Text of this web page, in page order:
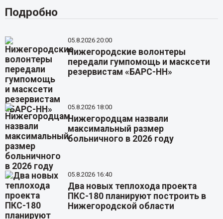
Подробно
05.8.2026 20:00
Нижегородские волонтеры
передали гумпомощь и масксети
резервистам «БАРС-НН»
05.8.2026 18:00
Нижегородцам назвали
максимальный размер
больничного в 2026 году
05.8.2026 16:40
Два новых теплохода проекта
ПКС-180 планируют построить в
Нижегородской области